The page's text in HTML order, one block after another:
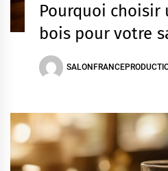
Pourquoi choisir
bois pour votre